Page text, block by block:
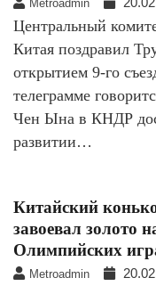
Metroadmin
Центральный
Китая поздравил
открытием 9-го
телеграмме
Чен Ына в КНДР
развитии…
Китайский
завоевал золото
Олимпийских
Metroadmin